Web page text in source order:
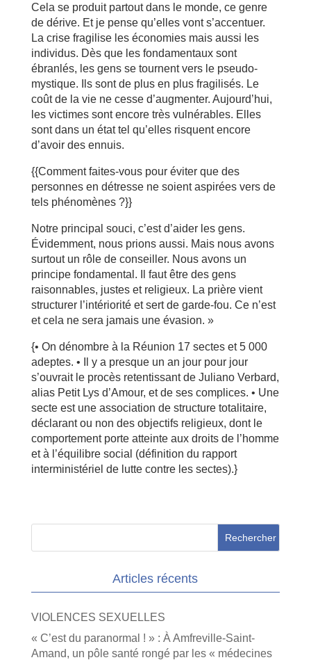
Cela se produit partout dans le monde, ce genre
de dérive. Et je pense qu’elles vont s’accentuer.
La crise fragilise les économies mais aussi les
individus. Dès que les fondamentaux sont
ébranlés, les gens se tournent vers le pseudo-
mystique. Ils sont de plus en plus fragilisés. Le
coût de la vie ne cesse d’augmenter. Aujourd’hui,
les victimes sont encore très vulnérables. Elles
sont dans un état tel qu’elles risquent encore
d’avoir des ennuis.
{{Comment faites-vous pour éviter que des
personnes en détresse ne soient aspirées vers de
tels phénomènes ?}}
Notre principal souci, c’est d’aider les gens.
Évidemment, nous prions aussi. Mais nous avons
surtout un rôle de conseiller. Nous avons un
principe fondamental. Il faut être des gens
raisonnables, justes et religieux. La prière vient
structurer l’intériorité et sert de garde-fou. Ce n’est
et cela ne sera jamais une évasion. »
{• On dénombre à la Réunion 17 sectes et 5 000
adeptes. • Il y a presque un an jour pour jour
s’ouvrait le procès retentissant de Juliano Verbard,
alias Petit Lys d’Amour, et de ses complices. • Une
secte est une association de structure totalitaire,
déclarant ou non des objectifs religieux, dont le
comportement porte atteinte aux droits de l’homme
et à l’équilibre social (définition du rapport
interministériel de lutte contre les sectes).}
Articles récents
VIOLENCES SEXUELLES
« C’est du paranormal ! » : À Amfreville-Saint-
Amand, un pôle santé rongé par les « médecines